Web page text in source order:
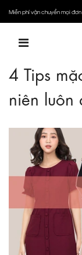
Miễn phí vận chuyển mọi
4 Tips
niên luôn